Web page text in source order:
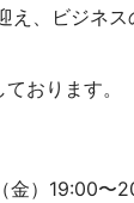
え、ビジネ
おります。
）19:00〜